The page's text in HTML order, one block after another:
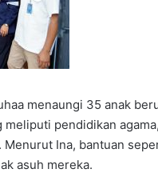
menaungi 35 anak
pendidikan
Ina, bantuan
asuh mereka.